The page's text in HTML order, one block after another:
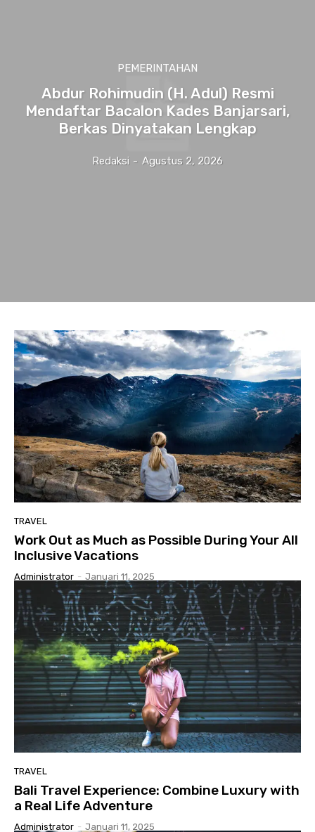
PEMERINTAHAN
Abdur Rohimudin (H. Adul) Resmi
Mendaftar Bacalon Kades Banjarsari,
Berkas Dinyatakan Lengkap
Redaksi - Agustus 2, 2026
TRAVEL
Work Out as Much as Possible During Your All
Inclusive Vacations
Administrator - Januari 11, 2025
TRAVEL
Bali Travel Experience: Combine Luxury with
a Real Life Adventure
Administrator - Januari 11, 2025